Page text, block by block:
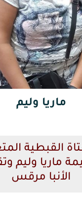
ماريا وليم
القبطية
ماريا وليم
الأنبا مرقس